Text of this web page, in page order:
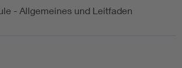
- Allgemeines und Leitfaden